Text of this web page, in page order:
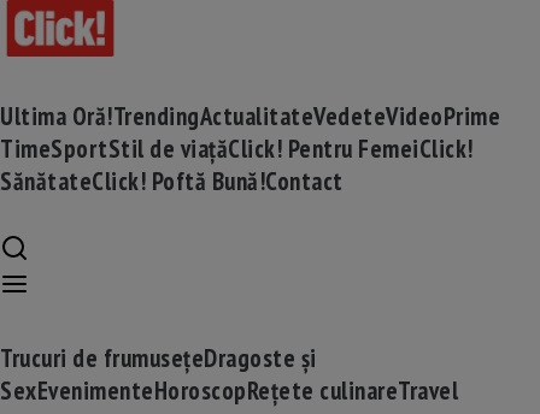
Ultima Oră!TrendingActualitateVedeteVideoPrime
TimeSportStil de viațăClick! Pentru FemeiClick!
SănătateClick! Poftă Bună!Contact
Trucuri de frumusețeDragoste și
SexEvenimenteHoroscopRețete culinareTravel